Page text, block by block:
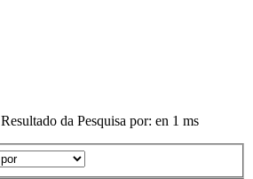
Resultado da Pesquisa por: en 1 ms